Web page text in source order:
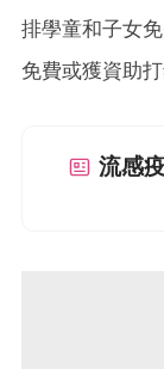
排學童和子女
免費或獲資助打
流感